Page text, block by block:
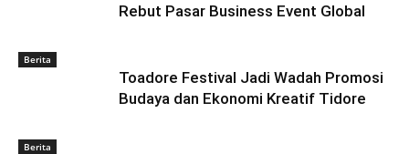
Rebut Pasar Business Event Global
Berita
Toadore Festival Jadi Wadah Promosi
Budaya dan Ekonomi Kreatif Tidore
Berita